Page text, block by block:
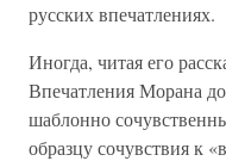
русских впечатлениях.
Иногда, читая его
Впечатления Морана
шаблонно
образцу сочувствия к